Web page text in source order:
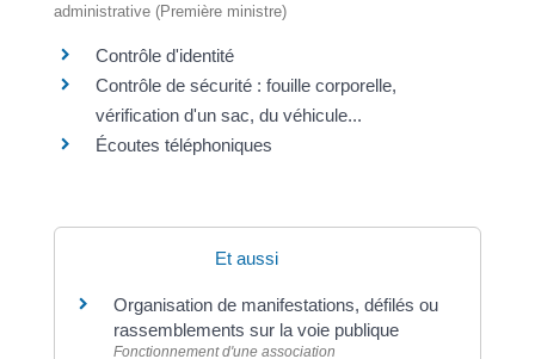
administrative (Première ministre)
Contrôle d'identité
Contrôle de sécurité : fouille corporelle,
vérification d'un sac, du véhicule...
Écoutes téléphoniques
Et aussi
Organisation de manifestations, défilés ou
rassemblements sur la voie publique
Fonctionnement d'une association